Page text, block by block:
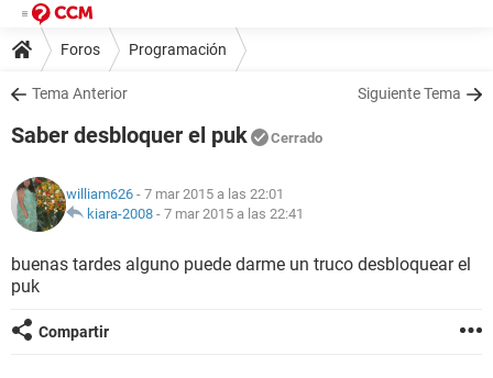
Foros Programación
Tema Anterior Siguiente Tema
Saber desbloquer el puk Cerrado
william626 - 7 mar 2015 a las 22:01
kiara-2008 - 7 mar 2015 a las 22:41
buenas tardes alguno puede darme un truco desbloquear el
puk
Compartir